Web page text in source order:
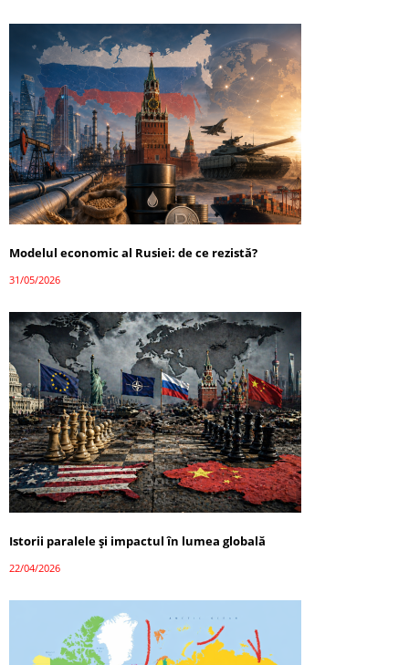
Modelul economic al Rusiei: de ce rezistă?
31/05/2026
Istorii paralele și impactul în lumea globală
22/04/2026